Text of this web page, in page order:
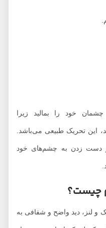
را بمالید زیرا
تحریک طبیعی می‌باشد.
زدن به چشم‌های خود
دید واضح و شفافی به